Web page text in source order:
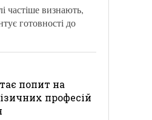
частіше визнають,
готовності до
попит на
професій